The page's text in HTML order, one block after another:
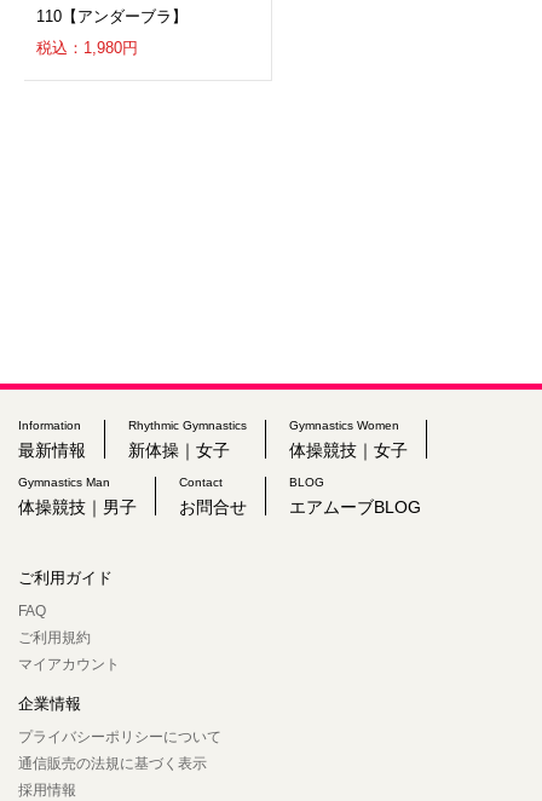
110【アンダーブラ】
税込：1,980円
Information
最新情報
Rhythmic Gymnastics
新体操｜女子
Gymnastics Women
体操競技｜女子
Gymnastics Man
体操競技｜男子
Contact
お問合せ
BLOG
エアムーブBLOG
ご利用ガイド
FAQ
ご利用規約
マイアカウント
企業情報
プライバシーポリシーについて
通信販売の法規に基づく表示
採用情報